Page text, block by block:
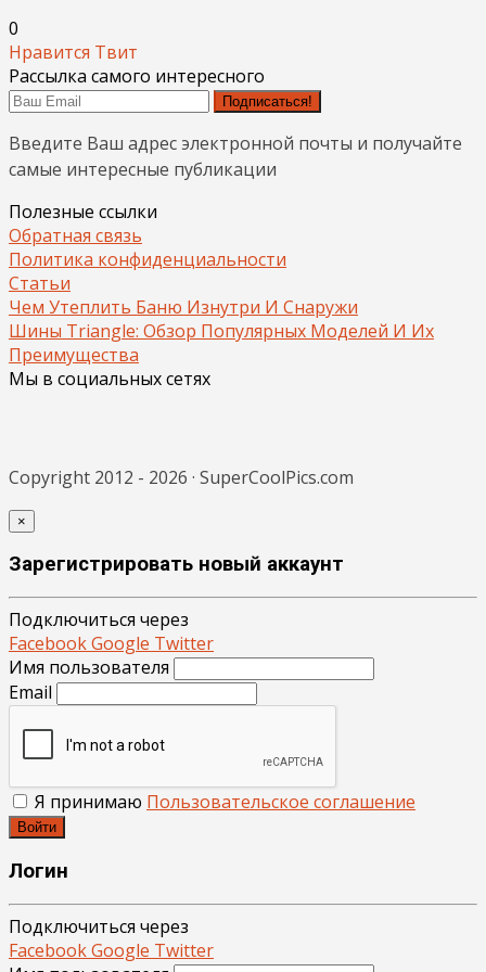
0
Нравится Твит
Рассылка самого интересного
Подписаться!
Введите Ваш адрес электронной почты и получайте
самые интересные публикации
Полезные ссылки
Обратная связь
Политика конфиденциальности
Статьи
Чем Утеплить Баню Изнутри И Снаружи
Шины Triangle: Обзор Популярных Моделей И Их
Преимущества
Мы в социальных сетях
Copyright 2012 - 2026 · SuperCoolPics.com
×
Зарегистрировать новый аккаунт
Подключиться через
FacebookGoogle Twitter
Имя пользователя
Email
Я принимаю Пользовательское соглашение
Войти
Логин
Подключиться через
FacebookGoogle Twitter